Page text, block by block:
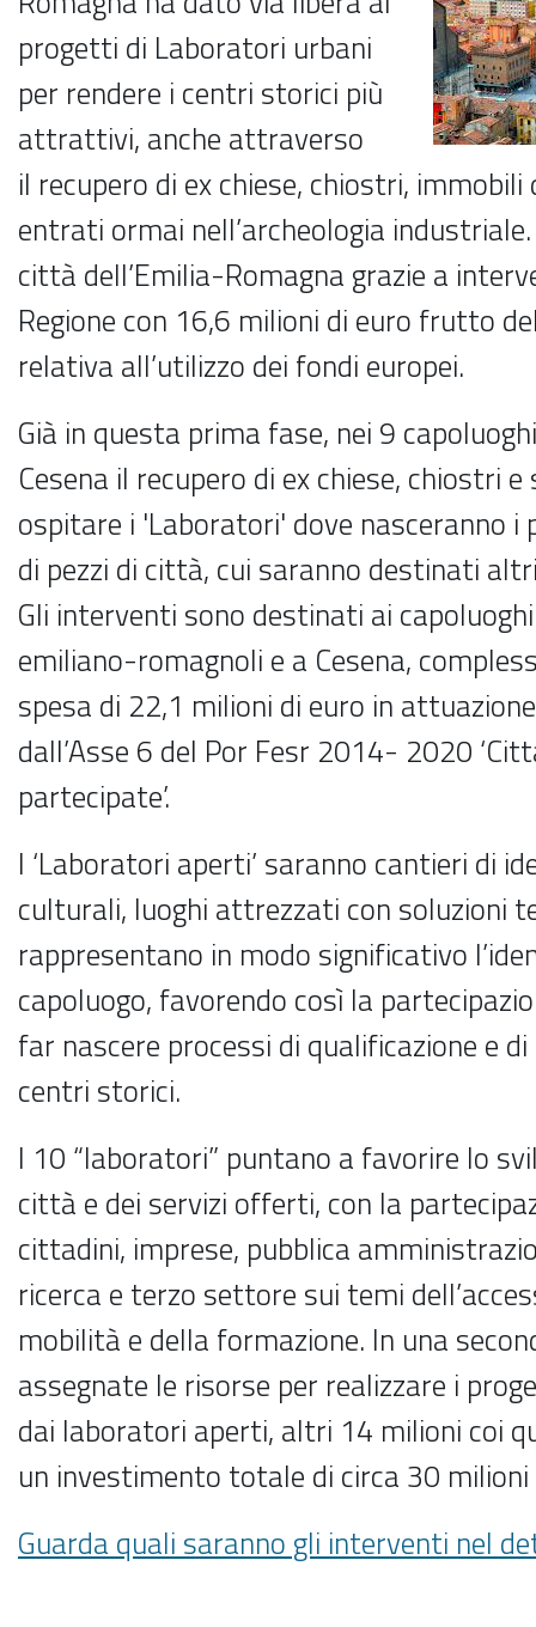
progetti di Laboratori urbani
per rendere i centri storici più
attrattivi, anche attraverso
il recupero di ex chiese, chiostri,
entrati ormai nell’archeologia
città dell’Emilia-Romagna grazie a
Regione con 16,6 milioni di euro frutto
relativa all’utilizzo dei fondi europei.
Già in questa prima fase, nei 9
Cesena il recupero di ex chiese, chiostri
ospitare i 'Laboratori' dove nasceranno i
di pezzi di città, cui saranno destinati
Gli interventi sono destinati ai
emiliano-romagnoli e a Cesena,
spesa di 22,1 milioni di euro in
dall’Asse 6 del Por Fesr 2014- 2020
partecipate’.
I ‘Laboratori aperti’ saranno cantieri di
culturali, luoghi attrezzati con soluzioni
rappresentano in modo significativo
capoluogo, favorendo così la
far nascere processi di qualificazione e
centri storici.
I 10 “laboratori” puntano a favorire lo
città e dei servizi offerti, con la
cittadini, imprese, pubblica
ricerca e terzo settore sui temi
mobilità e della formazione. In una
assegnate le risorse per realizzare i
dai laboratori aperti, altri 14 milioni coi
un investimento totale di circa 30 milioni
Guarda quali saranno gli interventi nel